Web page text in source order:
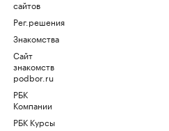
сайтов
Рег.решения
Знакомства
Сайт
знакомств
podbor.ru
РБК
Компании
РБК Курсы